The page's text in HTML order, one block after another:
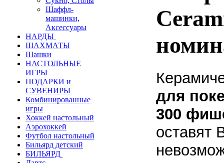
Шаффл-
машинки,
Аксессуары
НАРДЫ
ШАХМАТЫ
Шашки
НАСТОЛЬНЫЕ
ИГРЫ
ПОДАРКИ и
СУВЕНИРЫ
Комбинированные
игры
Хоккей настольный
Аэрохоккей
Футбол настольный
Бильярд детский
БИЛЬЯРД
для
300
оставят